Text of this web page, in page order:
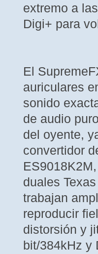
extremo a
Digi+ para
El
auriculares
sonido
de audio
del oyente,
convertidor
duales
trabajan
reproducir
distorsión y
bit/384kHz y